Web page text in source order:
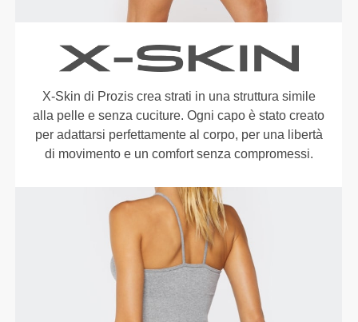
X-Skin di Prozis crea strati in una struttura simile
alla pelle e senza cuciture. Ogni capo è stato creato
per adattarsi perfettamente al corpo, per una libertà
di movimento e un comfort senza compromessi.